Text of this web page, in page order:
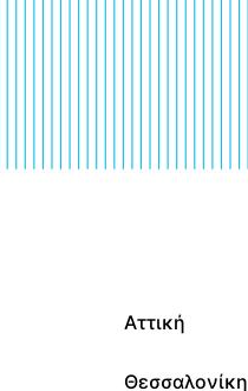
Αττική
Θεσσαλονίκη